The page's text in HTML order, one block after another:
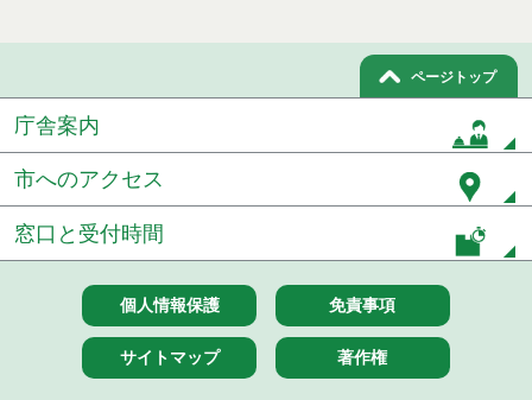
能代市はり、きゅう、マッサージ施術費助成要綱
能代市寝たきり高齢者等訪問理容サービス事業実施
要綱
能代市すこやか療育支援事業実施要綱
能代市まち・ひと・しごと創生総合戦略会議設置要
能代市子育てファミリー支援事業費補助金交付要綱
ページトップ
庁舎案内
市へのアクセス
窓口と受付時間
個人情報保護 免責事項
サイトマップ 著作権